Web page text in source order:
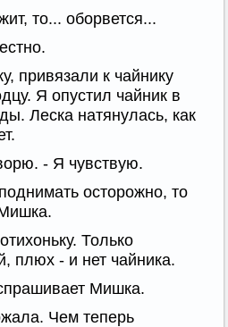
то... оборвется...
привязали к чайнику
Я опустил чайник в
Леска натянулась, как
- Я чувствую.
осторожно, то
Только
плюх - и нет чайника.
Мишка.
Чем теперь